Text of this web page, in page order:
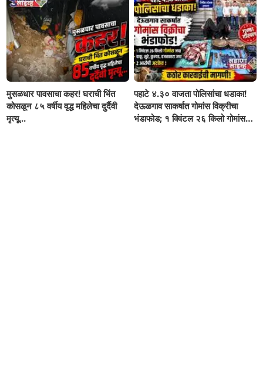
मुसळधार पावसाचा कहर! घराची भिंत
कोसळून ८५ वर्षीय वृद्ध महिलेचा दुर्दैवी
मृत्यू...
पहाटे ४.३० वाजता पोलिसांचा धडाका!
देऊळगाव साकर्षात गोमांस विक्रीचा
भंडाफोड; १ क्विंटल २६ किलो गोमांस